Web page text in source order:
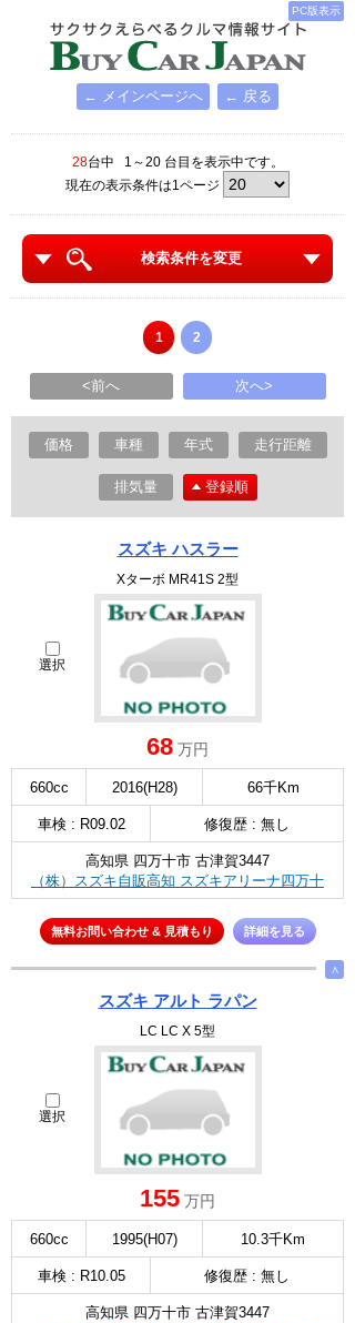
PC版表示
← メインページへ ← 戻る
28台中 1～20 台目を表示中です。
現在の表示条件は1ページ
検索条件を変更
1 2
<前へ 次へ>
価格 車種 年式 走行距離
排気量 登録順
スズキ ハスラー
Xターボ MR41S 2型
選択
68 万円
660cc 2016(H28) 66千Km
車検 : R09.02 修復歴 : 無し
高知県 四万十市 古津賀3447
（株）スズキ自販高知 スズキアリーナ四万十
無料お問い合わせ & 見積もり 詳細を見る
∧
スズキ アルト ラパン
LC LC X 5型
選択
155 万円
660cc 1995(H07) 10.3千Km
車検 : R10.05 修復歴 : 無し
高知県 四万十市 古津賀3447